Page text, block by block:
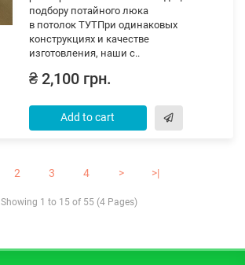
подбору потайного люка
в потолок ТУТПри одинаковых
конструкциях и качестве
изготовления, наши с..
₴ 2,100 грн.
Add to cart
2 3 4 > >|
Showing 1 to 15 of 55 (4 Pages)